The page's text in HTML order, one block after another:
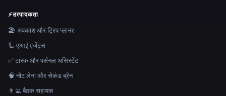
⚡उत्पादकता
🏖 अवकाश और ट्रिप प्लानर
🦾 एआई एजेंट्स
✅ टास्क और पर्सनल असिस्टेंट
🧠 नोट लेना और सेकंड ब्रेन
👨‍💻 बैठक सहायक